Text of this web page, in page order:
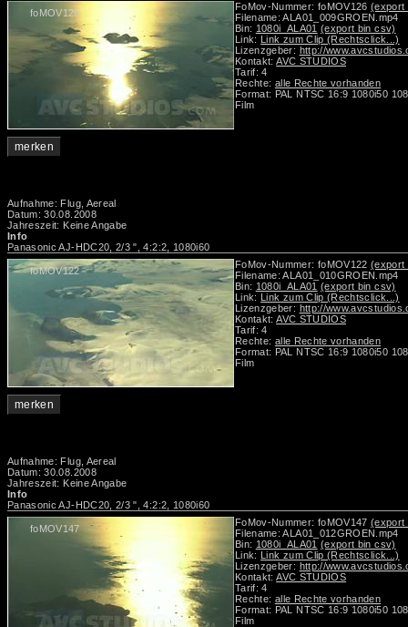
foMOV126
merken
FoMov-Nummer: foMOV126(export
Filename: ALA01_009GROEN.mp4
Bin: 1080i_ALA01 (export bin csv)
Link: Link zum Clip (Rechtsclick...)
Lizenzgeber: http://
Kontakt:AVC STUDIOS
Tarif: 4
Rechte: alle Rechte vorhanden
Format: PAL NTSC 16:9 1080i50
Film
Aufnahme: Flug, Aereal
Datum: 30.08.2008
Jahreszeit: Keine Angabe
Info
Panasonic AJ-HDC20, 2/3 ", 4:2:2, 1080i60
foMOV122
merken
FoMov-Nummer: foMOV122(export
Filename: ALA01_010GROEN.mp4
Bin: 1080i_ALA01 (export bin csv)
Link: Link zum Clip (Rechtsclick...)
Lizenzgeber: http://
Kontakt:AVC STUDIOS
Tarif: 4
Rechte: alle Rechte vorhanden
Format: PAL NTSC 16:9 1080i50
Film
Aufnahme: Flug, Aereal
Datum: 30.08.2008
Jahreszeit: Keine Angabe
Info
Panasonic AJ-HDC20, 2/3 ", 4:2:2, 1080i60
foMOV147
FoMov-Nummer: foMOV147(export
Filename: ALA01_012GROEN.mp4
Bin: 1080i_ALA01 (export bin csv)
Link: Link zum Clip (Rechtsclick...)
Lizenzgeber: http://
Kontakt:AVC STUDIOS
Tarif: 4
Rechte: alle Rechte vorhanden
Format: PAL NTSC 16:9 1080i50
Film